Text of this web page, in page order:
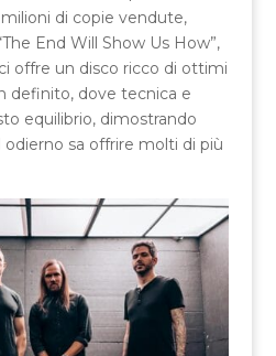
di copie vendute,
End Will Show Us How”,
offre un disco ricco di ottimi
definito, dove tecnica e
equilibrio, dimostrando
sa offrire molti di più